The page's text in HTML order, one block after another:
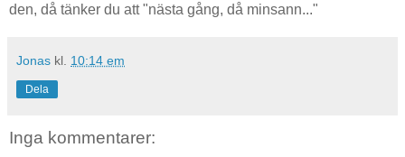
den, då tänker du att "nästa gång, då minsann..."
Jonas kl. 10:14 em
Dela
Inga kommentarer: